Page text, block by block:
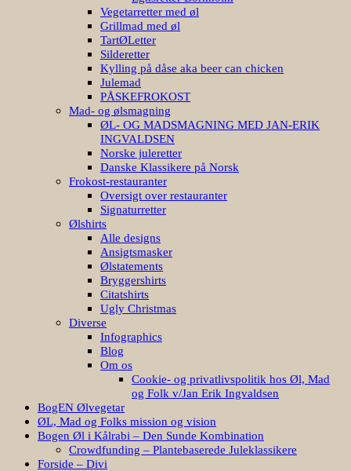
Vegetarretter med øl
Grillmad med øl
TartØLetter
Silderetter
Kylling på dåse aka beer can chicken
Julemad
PÅSKEFROKOST
Mad- og ølsmagning
ØL- OG MADSMAGNING MED JAN-ERIK
INGVALDSEN
Norske juleretter
Danske Klassikere på Norsk
Frokost-restauranter
Oversigt over restauranter
Signaturretter
Ølshirts
Alle designs
Ansigtsmasker
Ølstatements
Bryggershirts
Citatshirts
Ugly Christmas
Diverse
Infographics
Blog
Om os
Cookie- og privatlivspolitik hos Øl, Mad
og Folk v/Jan Erik Ingvaldsen
BogEN Ølvegetar
ØL, Mad og Folks mission og vision
Bogen Øl i Kålrabi – Den Sunde Kombination
Crowdfunding – Plantebaserede Juleklassikere
Forside – Divi